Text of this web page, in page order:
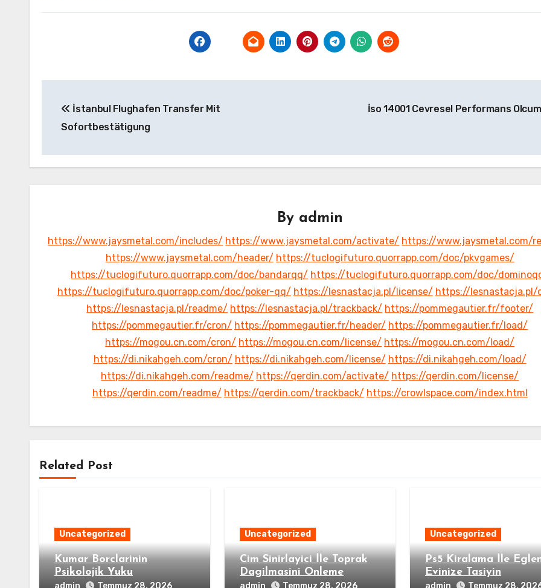
gezinmesi
İstanbul Flughafen Transfer Mit
Sofortbestätigung
İso 14001 Cevresel Performans
By admin
https://www.jaysmetal.com/includes/ https://www.jaysmetal.com/activate/ https://www.jaysmetal.com/
https://www.jaysmetal.com/header/ https://tuclogifuturo.quorrapp.com/doc/pkvgames/
https://tuclogifuturo.quorrapp.com/doc/bandarqq/ https://tuclogifuturo.quorrapp.com/doc/
https://tuclogifuturo.quorrapp.com/doc/poker-qq/ https://lesnastacja.pl/license/ https://lesnastacja.pl/
https://lesnastacja.pl/readme/ https://lesnastacja.pl/trackback/ https://pommegautier.fr/footer/
https://pommegautier.fr/cron/ https://pommegautier.fr/header/ https://pommegautier.fr/load/
https://mogou.cn.com/cron/ https://mogou.cn.com/license/ https://mogou.cn.com/load/
https://di.nikahgeh.com/cron/ https://di.nikahgeh.com/license/ https://di.nikahgeh.com/load/
https://di.nikahgeh.com/readme/ https://qerdin.com/activate/ https://qerdin.com/license/
https://qerdin.com/readme/ https://qerdin.com/trackback/ https://crowlspace.com/index.html
Related Post
Uncategorized
Kumar Borclarinin
Psikolojik Yuku
admin Temmuz 28, 2026
Uncategorized
Cim Sinirlayici İle Toprak
Dagilmasini Onleme
admin Temmuz 28, 2026
Uncategorized
Ps5 Kiralama İle
Evinize Tasiyin
admin Temmuz 28,